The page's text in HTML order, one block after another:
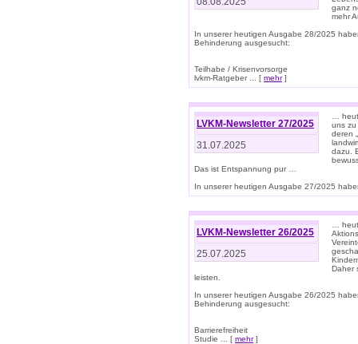
ganz
mehr
In unserer heutigen Ausgabe 28/2025
Behinderung ausgesucht:
Teilhabe / Krisenvorsorge
lvkm-Ratgeber ... [ mehr]
LVKM-Newsletter 27/2025
31.07.2025
…
uns zu
deren
dazu.
Das ist Entspannung pur …
In unserer heutigen Ausgabe 27/2025
LVKM-Newsletter 26/2025
25.07.2025
…
Daher
leisten.
In unserer heutigen Ausgabe 26/2025
Behinderung ausgesucht:
Barrierefreiheit
Studie ... [ mehr]